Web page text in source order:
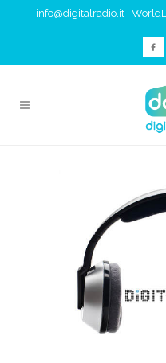
info@digitalradio.it